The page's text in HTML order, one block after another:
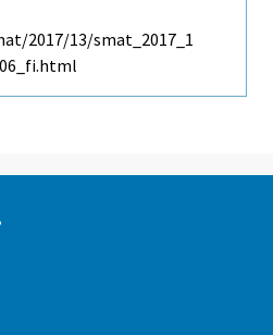
2017/13/smat_2017_1